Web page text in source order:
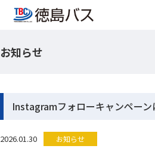
路線バス
お知らせ
Instagramフォローキャンペーン
2026.01.30 お知らせ